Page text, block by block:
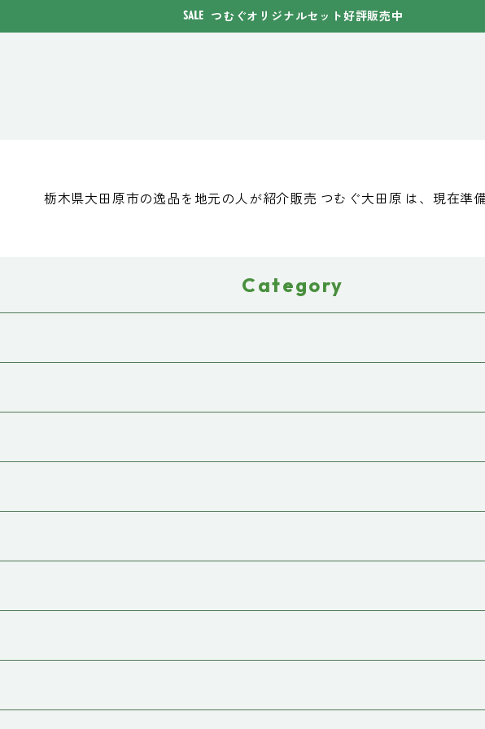
つむぐオリジナルセット好評販売中
栃木県大田原市の逸品を地元の人が紹介販売 つむぐ大田原 は、現在準備
Category